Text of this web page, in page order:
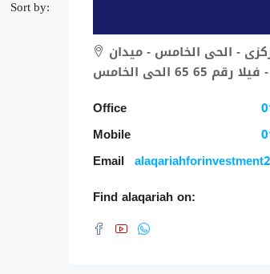
Sort by:
65 الحى الخامس
Office
Mobile
Email
Find alaqariah on: